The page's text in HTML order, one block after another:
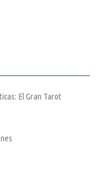
El Gran Tarot